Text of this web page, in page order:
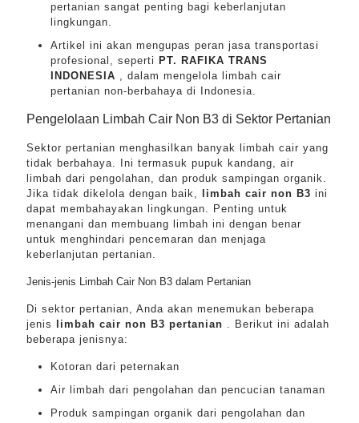
pertanian sangat penting bagi keberlanjutan
lingkungan.
Artikel ini akan mengupas peran jasa transportasi
profesional, seperti PT. RAFIKA TRANS
INDONESIA , dalam mengelola limbah cair
pertanian non-berbahaya di Indonesia.
Pengelolaan Limbah Cair Non B3 di Sektor Pertanian
Sektor pertanian menghasilkan banyak limbah cair yang
tidak berbahaya. Ini termasuk pupuk kandang, air
limbah dari pengolahan, dan produk sampingan organik.
Jika tidak dikelola dengan baik,
limbah cair non B3 ini
dapat membahayakan lingkungan. Penting untuk
menangani dan membuang limbah ini dengan benar
untuk menghindari pencemaran dan menjaga
keberlanjutan pertanian.
Jenis-jenis Limbah Cair Non B3 dalam Pertanian
Di sektor pertanian, Anda akan menemukan beberapa
jenis
limbah cair non B3 pertanian . Berikut ini adalah
beberapa jenisnya:
Kotoran dari peternakan
Air limbah dari pengolahan dan pencucian tanaman
Produk sampingan organik dari pengolahan dan